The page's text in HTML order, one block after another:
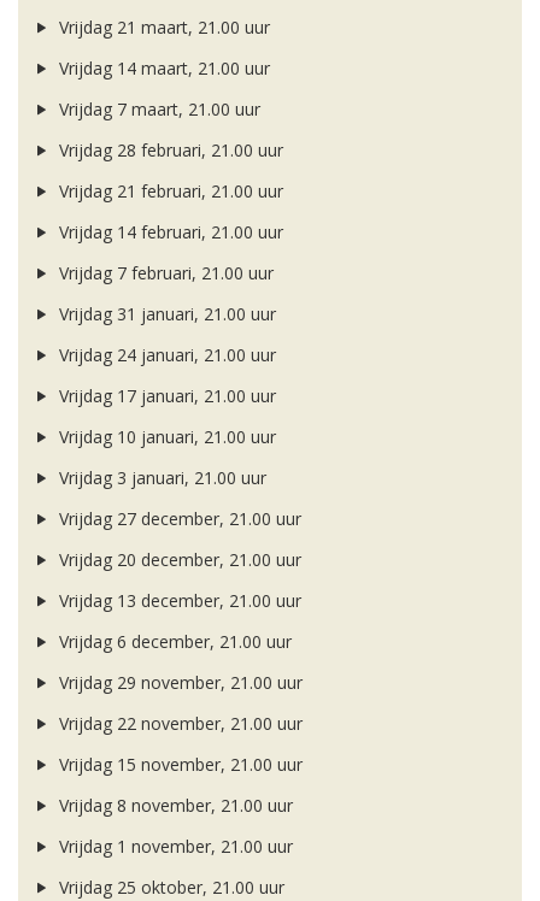
Vrijdag 21 maart, 21.00 uur
Vrijdag 14 maart, 21.00 uur
Vrijdag 7 maart, 21.00 uur
Vrijdag 28 februari, 21.00 uur
Vrijdag 21 februari, 21.00 uur
Vrijdag 14 februari, 21.00 uur
Vrijdag 7 februari, 21.00 uur
Vrijdag 31 januari, 21.00 uur
Vrijdag 24 januari, 21.00 uur
Vrijdag 17 januari, 21.00 uur
Vrijdag 10 januari, 21.00 uur
Vrijdag 3 januari, 21.00 uur
Vrijdag 27 december, 21.00 uur
Vrijdag 20 december, 21.00 uur
Vrijdag 13 december, 21.00 uur
Vrijdag 6 december, 21.00 uur
Vrijdag 29 november, 21.00 uur
Vrijdag 22 november, 21.00 uur
Vrijdag 15 november, 21.00 uur
Vrijdag 8 november, 21.00 uur
Vrijdag 1 november, 21.00 uur
Vrijdag 25 oktober, 21.00 uur